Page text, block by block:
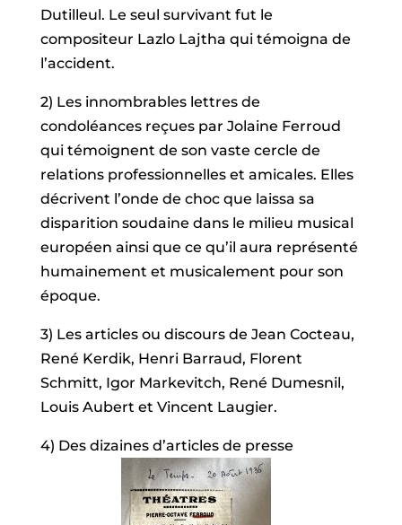
Dutilleul. Le seul survivant fut le
compositeur Lazlo Lajtha qui témoigna de
l’accident.
2) Les innombrables lettres de
condoléances reçues par Jolaine Ferroud
qui témoignent de son vaste cercle de
relations professionnelles et amicales. Elles
décrivent l’onde de choc que laissa sa
disparition soudaine dans le milieu musical
européen ainsi que ce qu’il aura représenté
humainement et musicalement pour son
époque.
3) Les articles ou discours de Jean Cocteau,
René Kerdik, Henri Barraud, Florent
Schmitt, Igor Markevitch, René Dumesnil,
Louis Aubert et Vincent Laugier.
4) Des dizaines d’articles de presse